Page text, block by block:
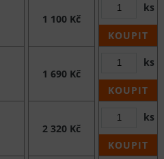
1 100 Kč
ks
KOUPIT
1 690 Kč
ks
KOUPIT
2 320 Kč
ks
KOUPIT